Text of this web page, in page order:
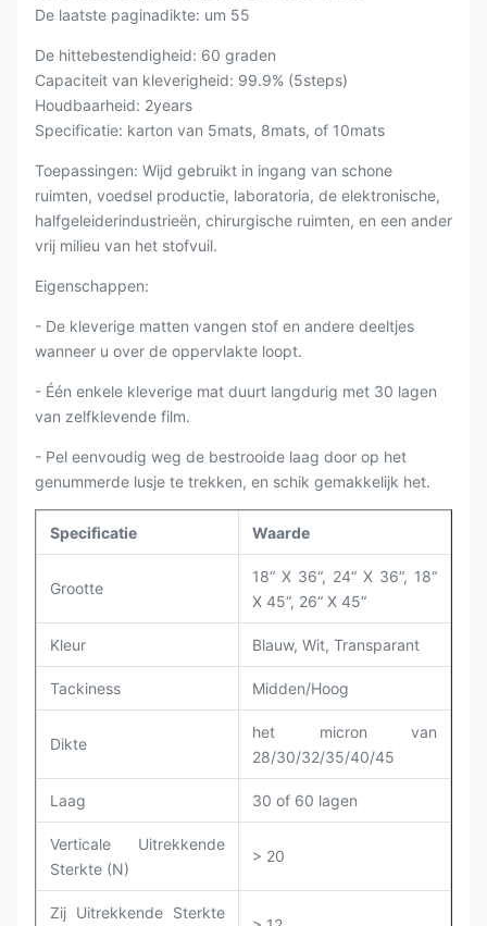
De laatste paginadikte: um 55
De hittebestendigheid: 60 graden
Capaciteit van kleverigheid: 99.9% (5steps)
Houdbaarheid: 2years
Specificatie: karton van 5mats, 8mats, of 10mats
Toepassingen: Wijd gebruikt in ingang van schone
ruimten, voedsel productie, laboratoria, de elektronische,
halfgeleiderindustrieën, chirurgische ruimten, en een ander
vrij milieu van het stofvuil.
Eigenschappen:
- De kleverige matten vangen stof en andere deeltjes
wanneer u over de oppervlakte loopt.
- Één enkele kleverige mat duurt langdurig met 30 lagen
van zelfklevende film.
- Pel eenvoudig weg de bestrooide laag door op het
genummerde lusje te trekken, en schik gemakkelijk het.
Specificatie Waarde
Grootte
18“ X 36“, 24“ X 36“, 18“
X 45“, 26“ X 45“
Kleur Blauw, Wit, Transparant
Tackiness Midden/Hoog
Dikte
het micron van
28/30/32/35/40/45
Laag 30 of 60 lagen
Verticale Uitrekkende
Sterkte (N)
> 20
Zij Uitrekkende Sterkte